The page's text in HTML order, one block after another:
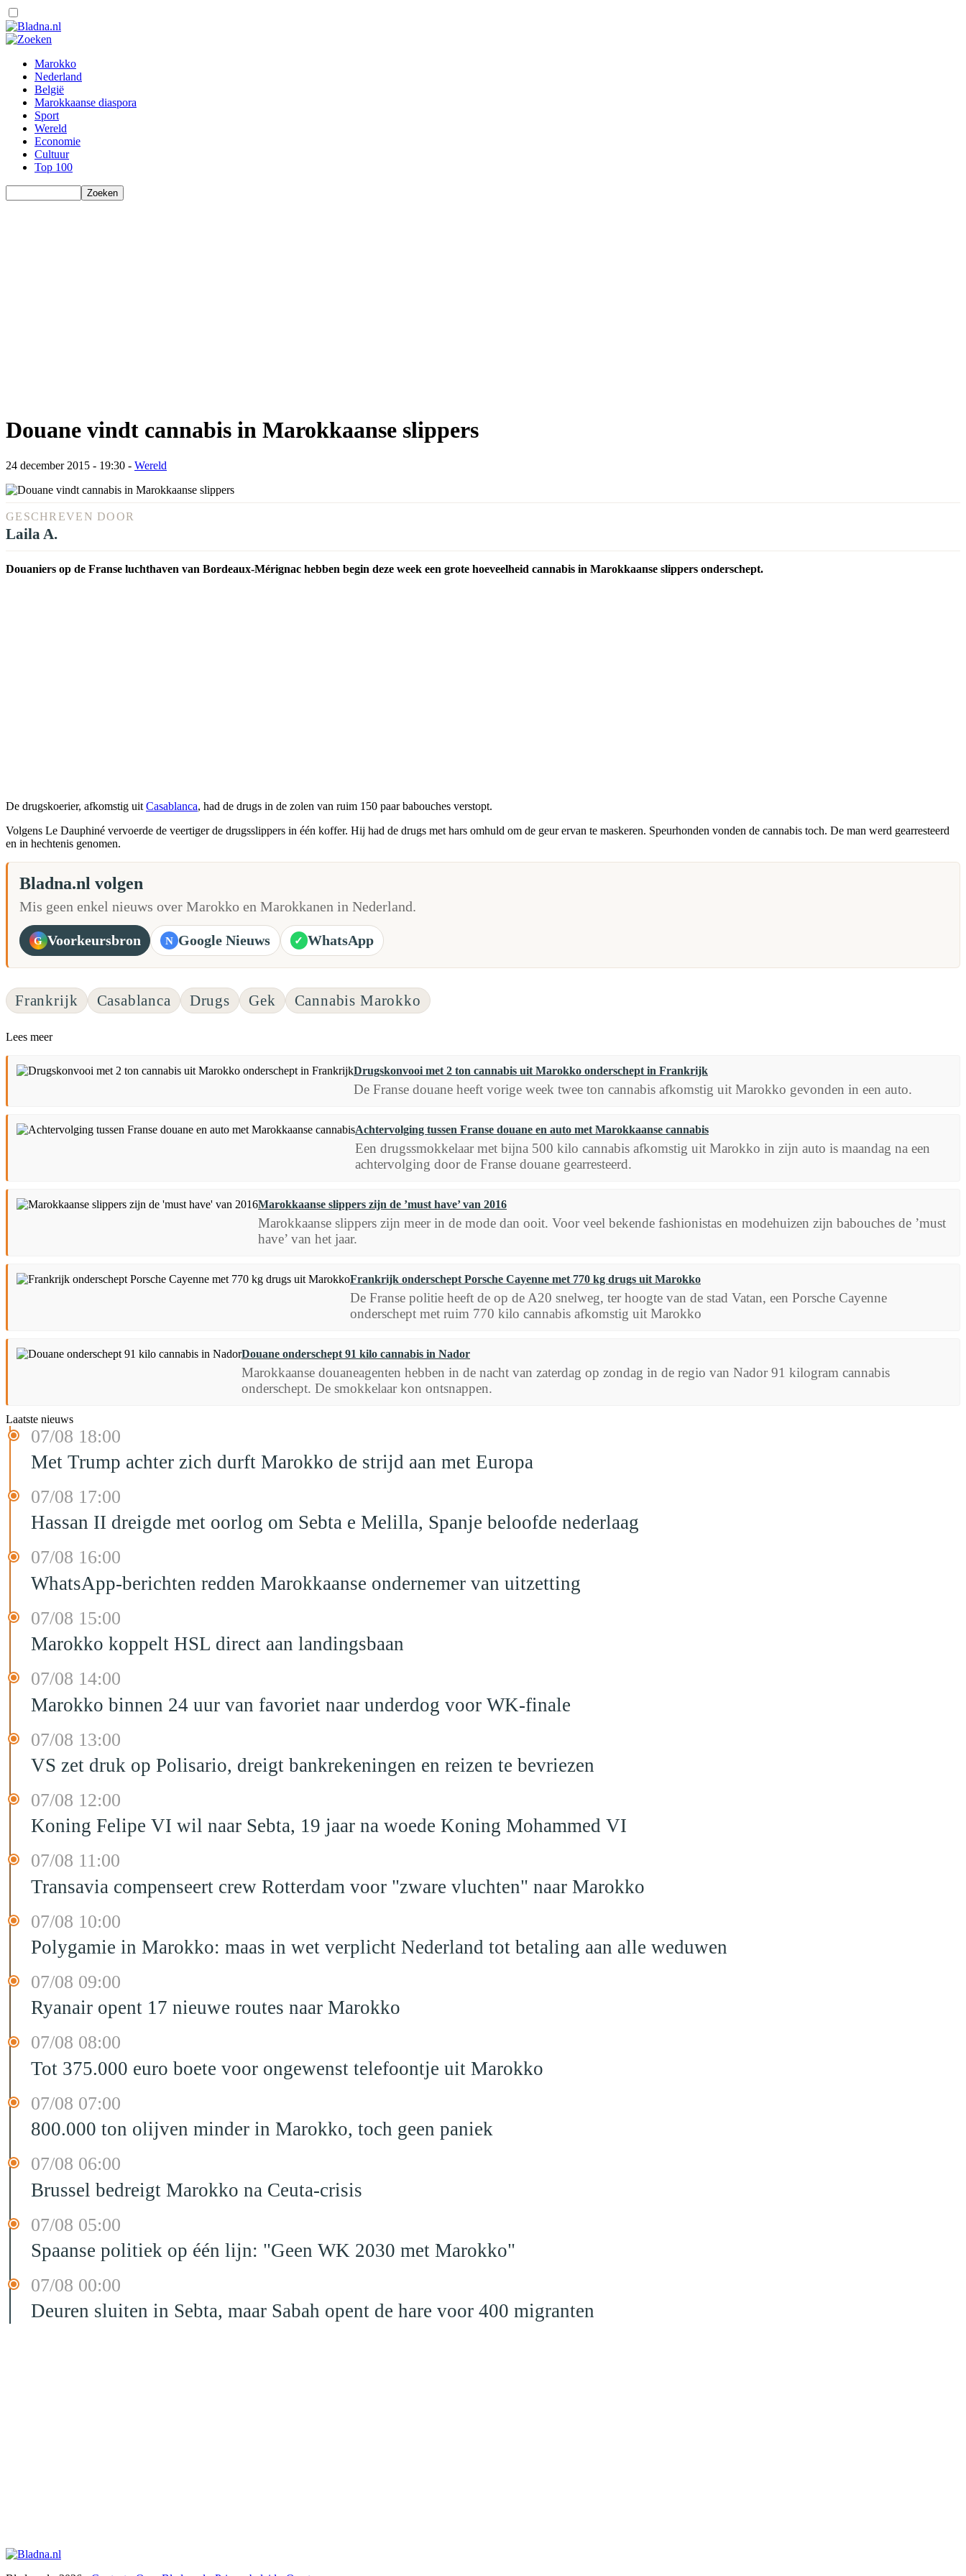
Marokko
Nederland
België
Marokkaanse diaspora
Sport
Wereld
Economie
Cultuur
Top 100
Douane vindt cannabis in Marokkaanse slippers
24 december 2015 - 19:30 - Wereld
GESCHREVEN DOOR
Laila A.
Douaniers op de Franse luchthaven van Bordeaux-Mérignac hebben begin deze week een grote hoeveelheid cannabis in Marokkaanse slippers onderschept.
De drugskoerier, afkomstig uit Casablanca, had de drugs in de zolen van ruim 150 paar babouches verstopt.
Volgens Le Dauphiné vervoerde de veertiger de drugsslippers in één koffer. Hij had de drugs met hars omhuld om de geur ervan te maskeren. Speurhonden vonden de cannabis toch. De man werd gearresteerd
en in hechtenis genomen.
Bladna.nl volgen
Mis geen enkel nieuws over Marokko en Marokkanen in Nederland.
G Voorkeursbron N Google Nieuws ✓ WhatsApp
Frankrijk Casablanca Drugs Gek Cannabis Marokko
Lees meer
Drugskonvooi met 2 ton cannabis uit Marokko onderschept in Frankrijk
De Franse douane heeft vorige week twee ton cannabis afkomstig uit Marokko gevonden in een auto.
Achtervolging tussen Franse douane en auto met Marokkaanse cannabis
Een drugssmokkelaar met bijna 500 kilo cannabis afkomstig uit Marokko in zijn auto is maandag na een
achtervolging door de Franse douane gearresteerd.
Marokkaanse slippers zijn de ’must have’ van 2016
Marokkaanse slippers zijn meer in de mode dan ooit. Voor veel bekende fashionistas en modehuizen zijn babouches de ’must
have’ van het jaar.
Frankrijk onderschept Porsche Cayenne met 770 kg drugs uit Marokko
De Franse politie heeft de op de A20 snelweg, ter hoogte van de stad Vatan, een Porsche Cayenne
onderschept met ruim 770 kilo cannabis afkomstig uit Marokko
Douane onderschept 91 kilo cannabis in Nador
Marokkaanse douaneagenten hebben in de nacht van zaterdag op zondag in de regio van Nador 91 kilogram cannabis
onderschept. De smokkelaar kon ontsnappen.
Laatste nieuws
07/08 18:00
Met Trump achter zich durft Marokko de strijd aan met Europa
07/08 17:00
Hassan II dreigde met oorlog om Sebta e Melilla, Spanje beloofde nederlaag
07/08 16:00
WhatsApp-berichten redden Marokkaanse ondernemer van uitzetting
07/08 15:00
Marokko koppelt HSL direct aan landingsbaan
07/08 14:00
Marokko binnen 24 uur van favoriet naar underdog voor WK-finale
07/08 13:00
VS zet druk op Polisario, dreigt bankrekeningen en reizen te bevriezen
07/08 12:00
Koning Felipe VI wil naar Sebta, 19 jaar na woede Koning Mohammed VI
07/08 11:00
Transavia compenseert crew Rotterdam voor "zware vluchten" naar Marokko
07/08 10:00
Polygamie in Marokko: maas in wet verplicht Nederland tot betaling aan alle weduwen
07/08 09:00
Ryanair opent 17 nieuwe routes naar Marokko
07/08 08:00
Tot 375.000 euro boete voor ongewenst telefoontje uit Marokko
07/08 07:00
800.000 ton olijven minder in Marokko, toch geen paniek
07/08 06:00
Brussel bedreigt Marokko na Ceuta-crisis
07/08 05:00
Spaanse politiek op één lijn: "Geen WK 2030 met Marokko"
07/08 00:00
Deuren sluiten in Sebta, maar Sabah opent de hare voor 400 migranten